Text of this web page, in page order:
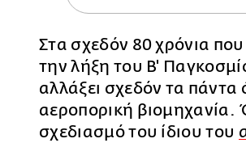
Στα σχεδόν 80 χρόνια
την λήξη του Β'
αλλάξει σχεδόν τα
αεροπορική βιομηχανία.
σχεδιασμό του ίδιου του